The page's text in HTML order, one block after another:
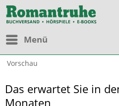
Menü
Vorschau
Das erwartet Sie in
Monaten